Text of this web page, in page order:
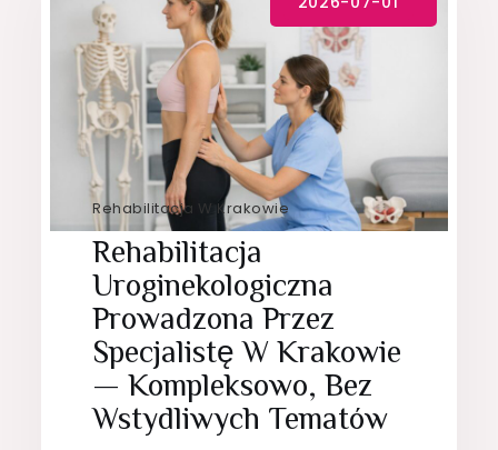
Rehabilitacja W Krakowie
Rehabilitacja
Uroginekologiczna
Prowadzona Przez
Specjalistę W Krakowie
— Kompleksowo, Bez
Wstydliwych Tematów